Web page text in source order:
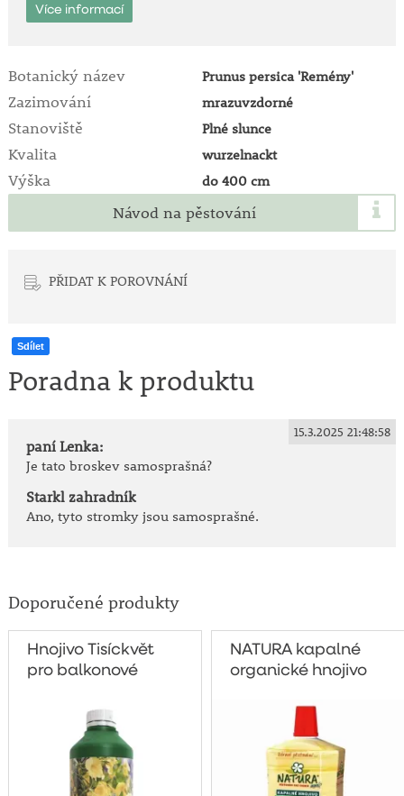
Více informací
Botanický název Prunus persica 'Remény'
Zazimování mrazuvzdorné
Stanoviště Plné slunce
Kvalita wurzelnackt
Výška do 400 cm
Návod na pěstování
PŘIDAT K POROVNÁNÍ
Sdílet
Poradna k produktu
15.3.2025 21:48:58
paní Lenka:
Je tato broskev samosprašná?
Starkl zahradník
Ano, tyto stromky jsou samosprašné.
Doporučené produkty
Hnojivo Tisíckvět
pro balkonové
NATURA kapalné
organické hnojivo